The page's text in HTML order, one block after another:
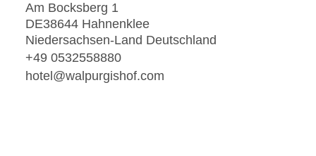
Am Bocksberg 1
DE38644 Hahnenklee
Niedersachsen-Land Deutschland
+49 0532558880
hotel@walpurgishof.com